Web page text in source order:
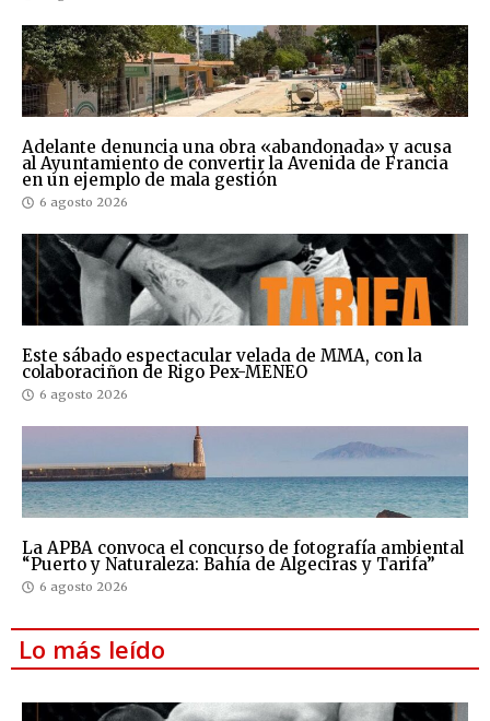
Adelante denuncia una obra «abandonada» y acusa
al Ayuntamiento de convertir la Avenida de Francia
en un ejemplo de mala gestión
6 agosto 2026
Este sábado espectacular velada de MMA, con la
colaboraciñon de Rigo Pex-MENEO
6 agosto 2026
La APBA convoca el concurso de fotografía ambiental
“Puerto y Naturaleza: Bahía de Algeciras y Tarifa”
6 agosto 2026
Lo más leído